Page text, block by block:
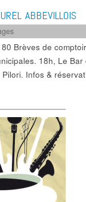
ABBEVILLOIS
Brèves de
18h, Le Bar
Infos &